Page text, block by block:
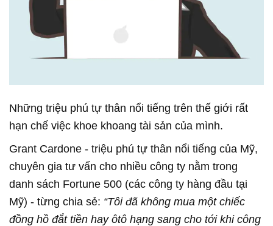
Những triệu phú tự thân nổi tiếng trên thế giới rất
hạn chế việc khoe khoang tài sản của mình.
Grant Cardone - triệu phú tự thân nổi tiếng của Mỹ,
chuyên gia tư vấn cho nhiều công ty nằm trong
danh sách Fortune 500 (các công ty hàng đầu tại
Mỹ) - từng chia sẻ: “Tôi đã không mua một chiếc
đồng hồ đắt tiền hay ôtô hạng sang cho tới khi công